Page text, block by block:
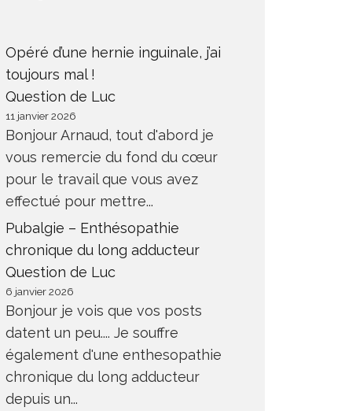
Opéré d’une hernie inguinale, j’ai
toujours mal !
Question de Luc
11 janvier 2026
Bonjour Arnaud, tout d'abord je
vous remercie du fond du cœur
pour le travail que vous avez
effectué pour mettre...
Pubalgie – Enthésopathie
chronique du long adducteur
Question de Luc
6 janvier 2026
Bonjour je vois que vos posts
datent un peu.... Je souffre
également d'une enthesopathie
chronique du long adducteur
depuis un...